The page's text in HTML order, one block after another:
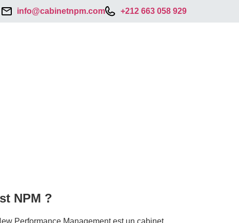
info@cabinetnpm.com +212 663 058 929
NPM ?
Performance Management est un cabinet